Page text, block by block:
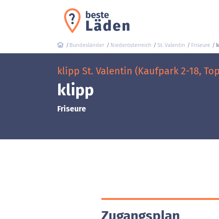
Bundesländer Niederösterreich St. Valentin Friseure
klipp St. Valentin (Kaufpark 2-18,
klipp
Friseure